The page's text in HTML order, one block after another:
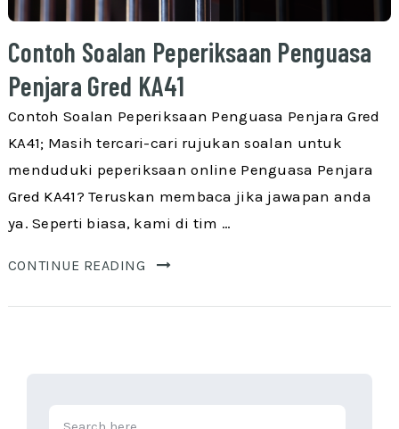
Contoh Soalan Peperiksaan Penguasa
Penjara Gred KA41
Contoh Soalan Peperiksaan Penguasa Penjara Gred
KA41; Masih tercari-cari rujukan soalan untuk
menduduki peperiksaan online Penguasa Penjara
Gred KA41? Teruskan membaca jika jawapan anda
ya. Seperti biasa, kami di tim …
CONTINUE READING